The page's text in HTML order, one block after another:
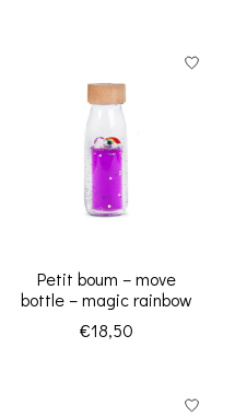
Petit boum – move
bottle – magic rainbow
€18,50